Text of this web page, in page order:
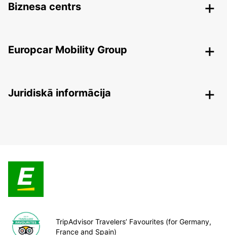
Biznesa centrs
Europcar Mobility Group
Juridiskā informācija
TripAdvisor Travelers’ Favourites (for Germany,
France and Spain)